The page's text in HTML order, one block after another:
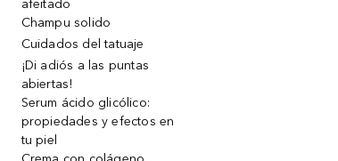
afeitado
Champu solido
Cuidados del tatuaje
¡Di adiós a las puntas
abiertas!
Serum ácido glicólico:
propiedades y efectos en
tu piel